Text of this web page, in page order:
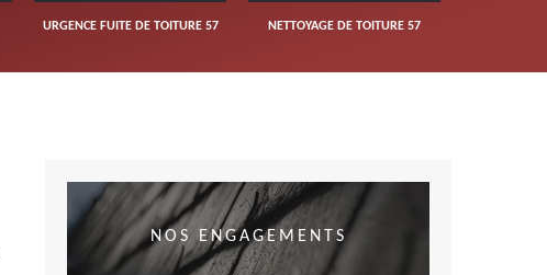
URGENCE FUITE DE TOITURE 57 NETTOYAGE DE TOITURE 57
NOS ENGAGEMENTS